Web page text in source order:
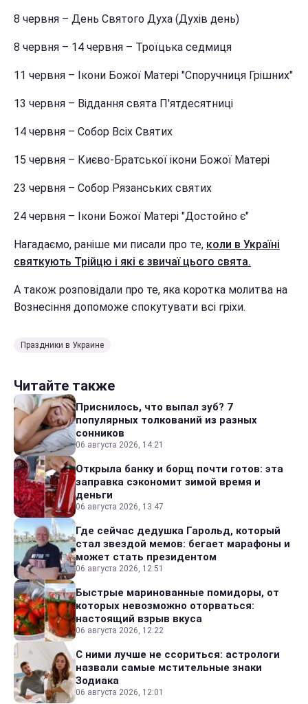
8 червня – День Святого Духа (Духів день)
8 червня – 14 червня – Троїцька седмиця
11 червня – Ікони Божої Матері "Споручниця Грішних"
13 червня – Віддання свята П'ятдесятниці
14 червня – Собор Всіх Святих
15 червня – Києво-Братської ікони Божої Матері
23 червня – Собор Рязанських святих
24 червня – Ікони Божої Матері "Достойно є"
Нагадаємо, раніше ми писали про те, коли в Україні
святкують Трійцю і які є звичаї цього свята.
А також розповідали про те, яка коротка молитва на
Вознесіння допоможе спокутувати всі гріхи.
Праздники в Украине
Читайте также
Приснилось, что выпал зуб? 7
популярных толкований из разных
сонников
06 августа 2026, 14:21
Открыла банку и борщ почти готов: эта
заправка сэкономит зимой время и
деньги
06 августа 2026, 13:47
Где сейчас дедушка Гарольд, который
стал звездой мемов: бегает марафоны и
может стать президентом
06 августа 2026, 12:51
Быстрые маринованные помидоры, от
которых невозможно оторваться:
настоящий взрыв вкуса
06 августа 2026, 12:22
С ними лучше не ссориться: астрологи
назвали самые мстительные знаки
Зодиака
06 августа 2026, 12:01